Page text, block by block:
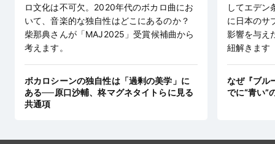
ロ文化は不可欠。2020年代のボカロ曲にお
いて、音楽的な独自性はどこにあるのか？
柴那典さんが「MAJ2025」受賞候補曲から
考えます。
ボカロシーンの独自性は「過剰の美学」に
ある──原口沙輔、柊マグネタイトらに見る
共通項
してエデン
に日本のサ
影響を与え
紐解きます
なぜ『ブル
でに“青い”